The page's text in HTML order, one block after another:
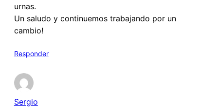
urnas.
Un saludo y continuemos trabajando por un
cambio!
Responder
Sergio